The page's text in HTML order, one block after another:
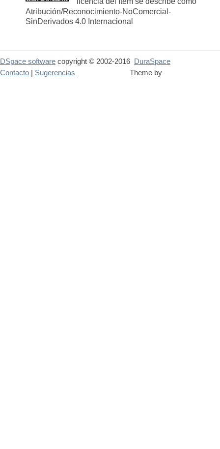
Atribución/Reconocimiento-NoComercial-
SinDerivados 4.0 Internacional
DSpace software copyright © 2002-2016
DuraSpace
Theme by
Contacto Sugerencias